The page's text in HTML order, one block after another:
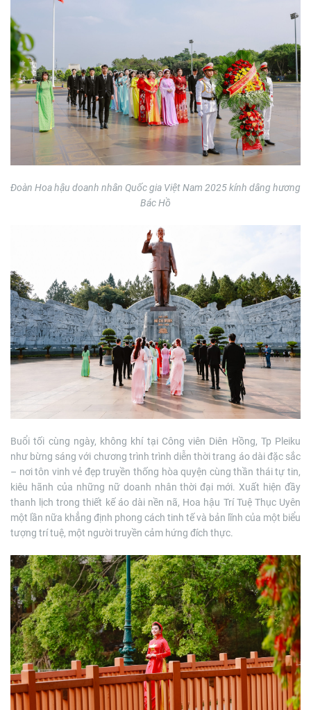
Đoàn Hoa hậu doanh nhân Quốc gia Việt Nam 2025 kính dâng hương
Bác Hồ
Buổi tối cùng ngày, không khí tại Công viên Diên Hồng, Tp Pleiku
như bừng sáng với chương trình trình diễn thời trang áo dài đặc sắc
– nơi tôn vinh vẻ đẹp truyền thống hòa quyện cùng thần thái tự tin,
kiêu hãnh của những nữ doanh nhân thời đại mới. Xuất hiện đầy
thanh lịch trong thiết kế áo dài nền nã, Hoa hậu Trí Tuệ Thục Uyên
một lần nữa khẳng định phong cách tinh tế và bản lĩnh của một biểu
tượng trí tuệ, một người truyền cảm hứng đích thực.